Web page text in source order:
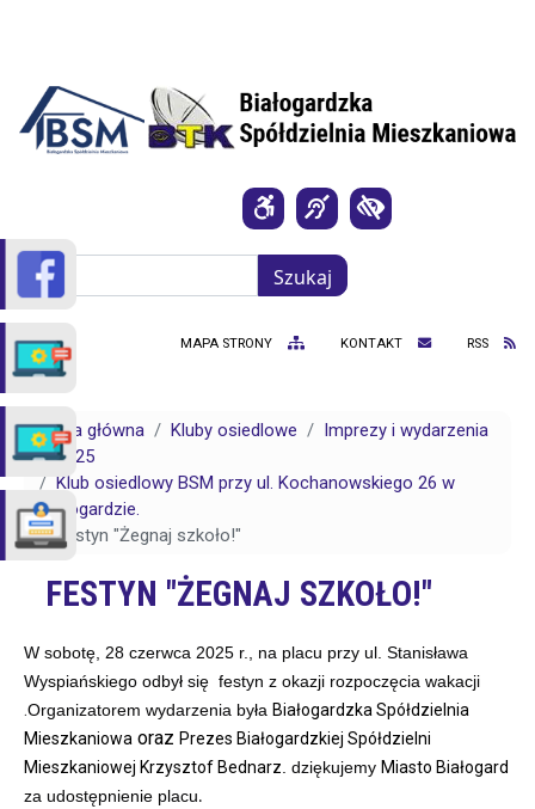
Szukaj
Szukaj
MAPA STRONY KONTAKT RSS
Strona główna Kluby osiedlowe
Imprezy i wydarzenia
2025
Klub osiedlowy BSM przy ul. Kochanowskiego 26 w
Białogardzie.
Festyn "Żegnaj szkoło!"
FESTYN "ŻEGNAJ SZKOŁO!"
W sobotę, 28 czerwca 2025 r., na placu przy ul. Stanisława
Wyspiańskiego odbył się festyn z okazji rozpoczęcia wakacji
.Organizatorem wydarzenia była Białogardzka Spółdzielnia
Mieszkaniowa oraz Prezes Białogardzkiej Spółdzielni
Mieszkaniowej Krzysztof Bednarz. dziękujemy Miasto Białogard
za udostępnienie placu.